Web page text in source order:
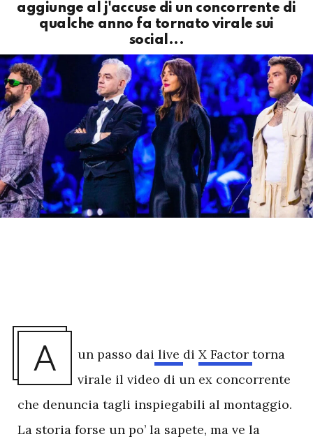
aggiunge al j'accuse di un concorrente di
qualche anno fa tornato virale sui
social...
A un passo dai live di X Factor torna
virale il video di un ex concorrente
che denuncia tagli inspiegabili al montaggio.
La storia forse un po’ la sapete, ma ve la